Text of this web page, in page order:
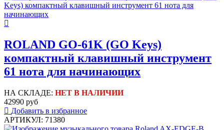
ROLAND GO-61K (GO Keys)
компактный клавишный инструмент
61 нота для начинающих
НА СКЛАДЕ: НЕТ В НАЛИЧИИ
42990 руб
Добавить в избранное
АРТИКУЛ: 71380